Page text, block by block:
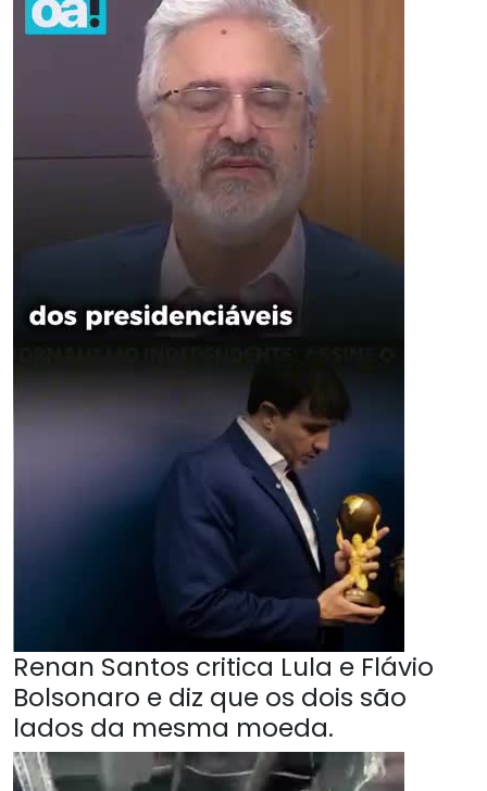
Renan Santos critica Lula e Flávio
Bolsonaro e diz que os dois são
lados da mesma moeda.